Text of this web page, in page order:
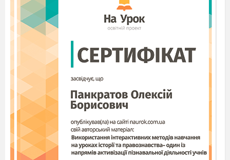
не хотіли добрих людей на шляху минати.
Добрий вечір вам
, хрещена!Можна щедрува ти?
Господиня й донька, тримаючи в руках
вишиваному рушнику, зустрічають щедрувальників.
Господиня. Можна.
Під тином стоять ряджені
Щедрівка
«Прийшли щедрувати»
Господиня.
Дякуємо! А що ж ви нам
принесли?
1-й хлопчик.Ялинку та хліб, щоб жити в
злагоді всім.